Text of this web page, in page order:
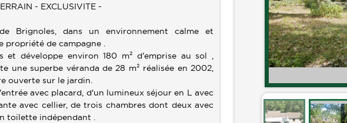
- EXCLUSIVITE -
Brignoles, dans un environnement calme et
de campagne .
développe environ 180 m² d'emprise au sol ,
une superbe véranda de 28 m² réalisée en 2002,
ouverte sur le jardin.
avec placard, d'un lumineux séjour en L avec
avec cellier, de trois chambres dont deux avec
toilette indépendant .